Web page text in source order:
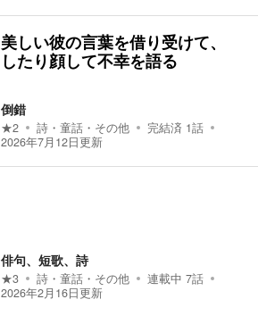
美しい彼の言葉を借り受けて、
したり顔して不幸を語る
倒錯
★2 詩・童話・その他 完結済 1話
2026年7月12日更新
俳句、短歌、詩
★3 詩・童話・その他 連載中 7話
2026年2月16日更新